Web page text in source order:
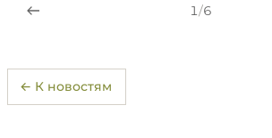
1/6
← К новостям